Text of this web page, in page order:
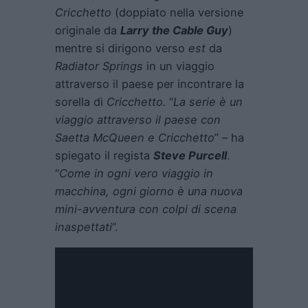
Cricchetto (doppiato nella versione
originale da Larry the Cable Guy)
mentre si dirigono verso est da
Radiator Springs in un viaggio
attraverso il paese per incontrare la
sorella di Cricchetto. “La serie è un
viaggio attraverso il paese con
Saetta McQueen e Cricchetto” – ha
spiegato il regista Steve Purcell.
“Come in ogni vero viaggio in
macchina, ogni giorno è una nuova
mini-avventura con colpi di scena
inaspettati”.